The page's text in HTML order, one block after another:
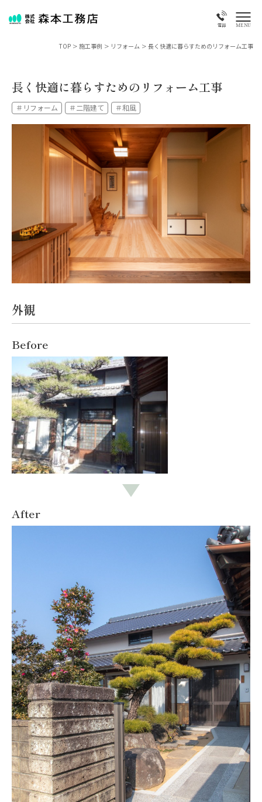
電話 MENU
TOP > 施工事例 > リフォーム > 長く快適に暮らすためのリフォーム工事
長く快適に暮らすためのリフォーム工事
＃リフォーム ＃二階建て ＃和風
外観
Before
After